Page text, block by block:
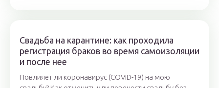
Свадьба на карантине: как проходила
регистрация браков во время самоизоляции
и после нее
Повлияет ли коронавирус (COVID-19) на мою